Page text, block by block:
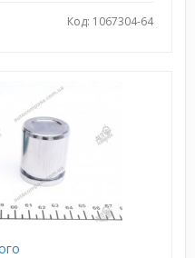
Код: 1067304-64